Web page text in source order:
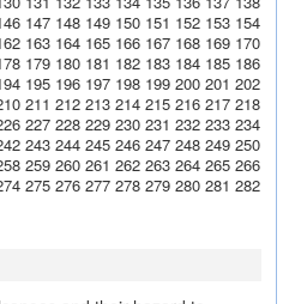
147 148 149 150 151 152 153 154
163 164 165 166 167 168 169 170
179 180 181 182 183 184 185 186
195 196 197 198 199 200 201 202
211 212 213 214 215 216 217 218
227 228 229 230 231 232 233 234
243 244 245 246 247 248 249 250
259 260 261 262 263 264 265 266
275 276 277 278 279 280 281 282